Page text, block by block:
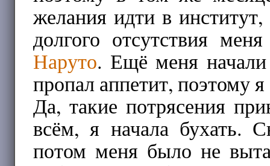
желания идти в
долгого отсутствия
Наруто. Ещё меня
пропал аппетит, поэтому
Да, такие потрясения
всём, я начала бухать.
потом меня было не